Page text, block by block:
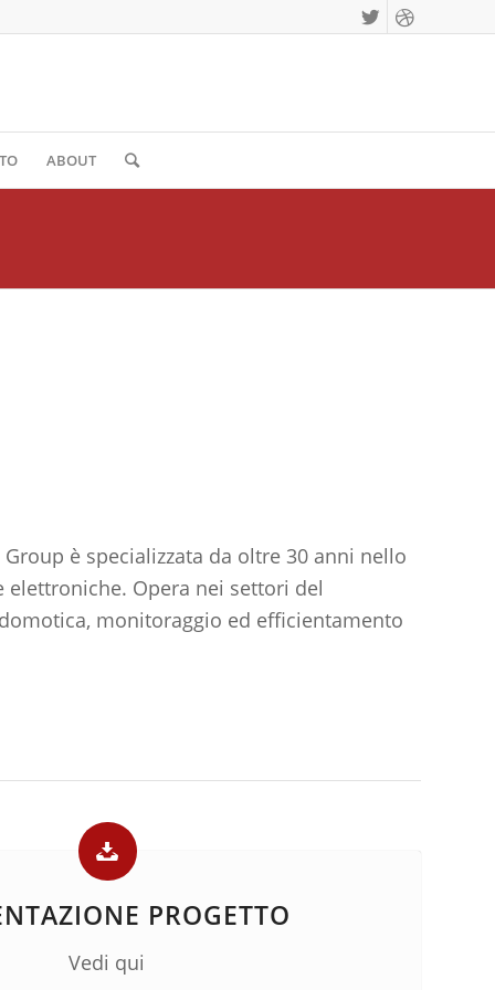
ABOUT
Group è specializzata da oltre 30 anni nello
Opera nei settori del
monitoraggio ed efficientamento
PROGETTO
Vedi qui